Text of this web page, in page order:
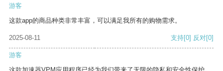
游客
这款app的商品种类非常丰富，可以满足我所有的购物需求。
2025-08-11 支持[0] 反对[0]
游客